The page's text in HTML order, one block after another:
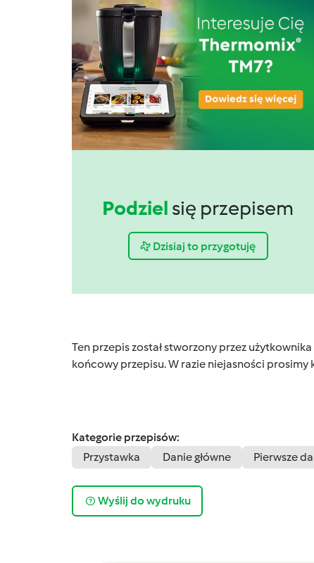
Podziel się przepisem
Dzisiaj to przygotuję
Ten przepis został stworzony przez
końcowy przepisu. W razie niejasności
Kategorie przepisów:
Przystawka
Danie główne Pierwsze
Wyślij do wydruku